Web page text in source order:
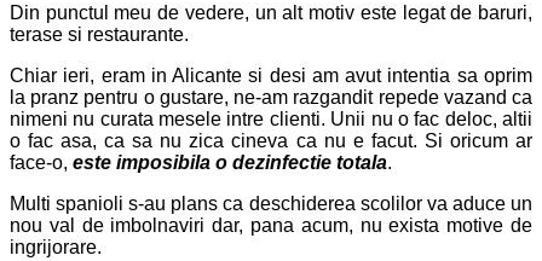
Din punctul meu de vedere, un alt motiv este legat de baruri,
terase si restaurante.
Chiar ieri, eram in Alicante si desi am avut intentia sa oprim
la pranz pentru o gustare, ne-am razgandit repede vazand ca
nimeni nu curata mesele intre clienti. Unii nu o fac deloc, altii
o fac asa, ca sa nu zica cineva ca nu e facut. Si oricum ar
face-o, este imposibila o dezinfectie totala.
Multi spanioli s-au plans ca deschiderea scolilor va aduce un
nou val de imbolnaviri dar, pana acum, nu exista motive de
ingrijorare.